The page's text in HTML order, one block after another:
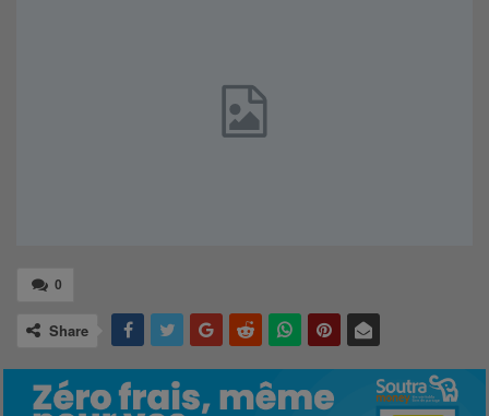
0
Share